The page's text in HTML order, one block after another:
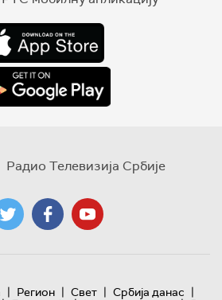
Радио Телевизија Србије
| Регион | Свет | Србија данас |